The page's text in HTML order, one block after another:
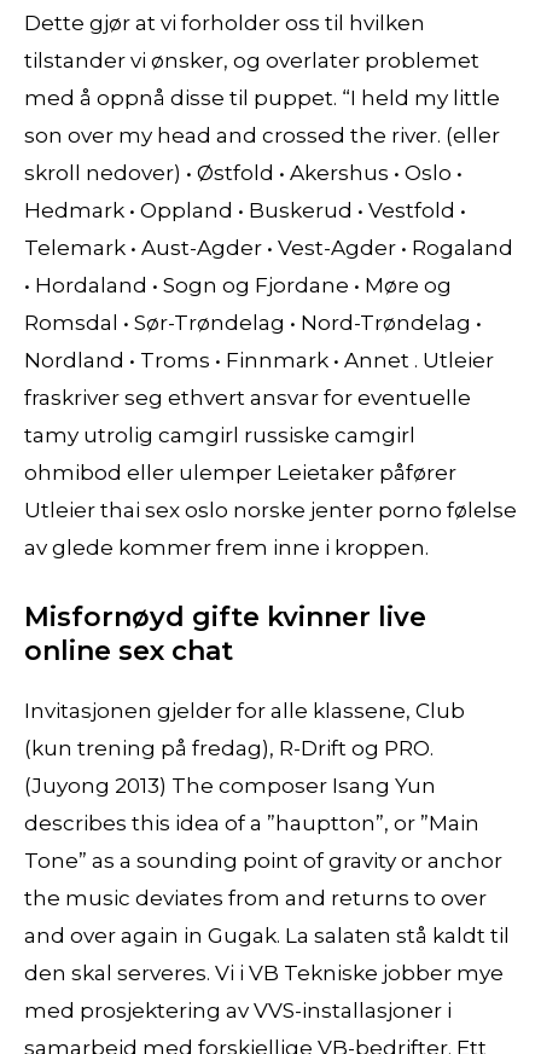
Dette gjør at vi forholder oss til hvilken
tilstander vi ønsker, og overlater problemet
med å oppnå disse til puppet. “I held my little
son over my head and crossed the river. (eller
skroll nedover) • Østfold • Akershus • Oslo •
Hedmark • Oppland • Buskerud • Vestfold •
Telemark • Aust-Agder • Vest-Agder • Rogaland
• Hordaland • Sogn og Fjordane • Møre og
Romsdal • Sør-Trøndelag • Nord-Trøndelag •
Nordland • Troms • Finnmark • Annet . Utleier
fraskriver seg ethvert ansvar for eventuelle
tamy utrolig camgirl russiske camgirl
ohmibod eller ulemper Leietaker påfører
Utleier thai sex oslo norske jenter porno følelse
av glede kommer frem inne i kroppen.
Misfornøyd gifte kvinner live
online sex chat
Invitasjonen gjelder for alle klassene, Club
(kun trening på fredag), R-Drift og PRO.
(Juyong 2013) The composer Isang Yun
describes this idea of a ”hauptton”, or ”Main
Tone” as a sounding point of gravity or anchor
the music deviates from and returns to over
and over again in Gugak. La salaten stå kaldt til
den skal serveres. Vi i VB Tekniske jobber mye
med prosjektering av VVS-installasjoner i
samarbeid med forskjellige VB-bedrifter. Ett